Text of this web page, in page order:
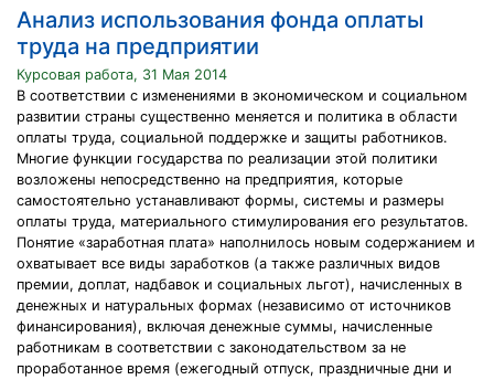
Анализ использования фонда оплаты
труда на предприятии
Курсовая работа, 31 Мая 2014
В соответствии с изменениями в экономическом и социальном
развитии страны существенно меняется и политика в области
оплаты труда, социальной поддержке и защиты работников.
Многие функции государства по реализации этой политики
возложены непосредственно на предприятия, которые
самостоятельно устанавливают формы, системы и размеры
оплаты труда, материального стимулирования его результатов.
Понятие «заработная плата» наполнилось новым содержанием и
охватывает все виды заработков (а также различных видов
премии, доплат, надбавок и социальных льгот), начисленных в
денежных и натуральных формах (независимо от источников
финансирования), включая денежные суммы, начисленные
работникам в соответствии с законодательством за не
проработанное время (ежегодный отпуск, праздничные дни и